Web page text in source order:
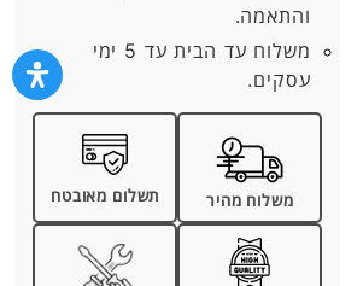
והתאמה.
משלוח עד הבית עד 5 ימי
עסקים.
משלוח מהיר תשלום מאובטח